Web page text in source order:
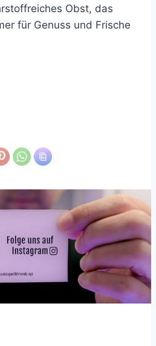
Obst, das
für Genuss und Frische